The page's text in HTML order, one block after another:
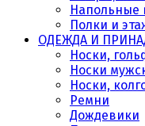
Напольные
Полки и
ОДЕЖДА И
Носки,
Носки
Носки,
Ремни
Дождевики